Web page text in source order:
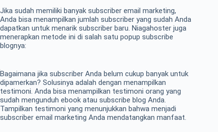
Jika sudah memiliki banyak subscriber email marketing,
Anda bisa menampilkan jumlah subscriber yang sudah Anda
dapatkan untuk menarik subscriber baru. Niagahoster juga
menerapkan metode ini di salah satu popup subscribe
blognya:
Bagaimana jika subscriber Anda belum cukup banyak untuk
dipamerkan? Solusinya adalah dengan menampilkan
testimoni. Anda bisa menampilkan testimoni orang yang
sudah mengunduh ebook atau subscribe blog Anda.
Tampilkan testimoni yang menunjukkan bahwa menjadi
subscriber email marketing Anda mendatangkan manfaat.